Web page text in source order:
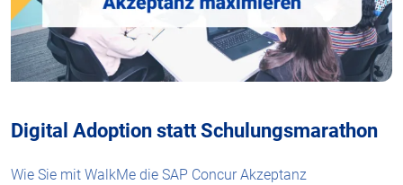
Digital Adoption statt Schulungsmarathon
Wie Sie mit WalkMe die SAP Concur Akzeptanz